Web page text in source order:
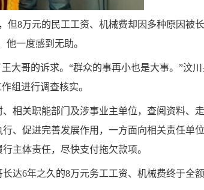
8万元的民工工资、机械费却因多种原因被
一度感到无助。
大哥的诉求。“群众的事再小也是大事。”汶川
组进行调查核实。
相关职能部门及涉事业主单位，查阅资料、
、促进完善发展作用，一方面向相关责任单
主体责任，尽快支付拖欠款项。
达6年之久的8万元务工工资、机械费终于全